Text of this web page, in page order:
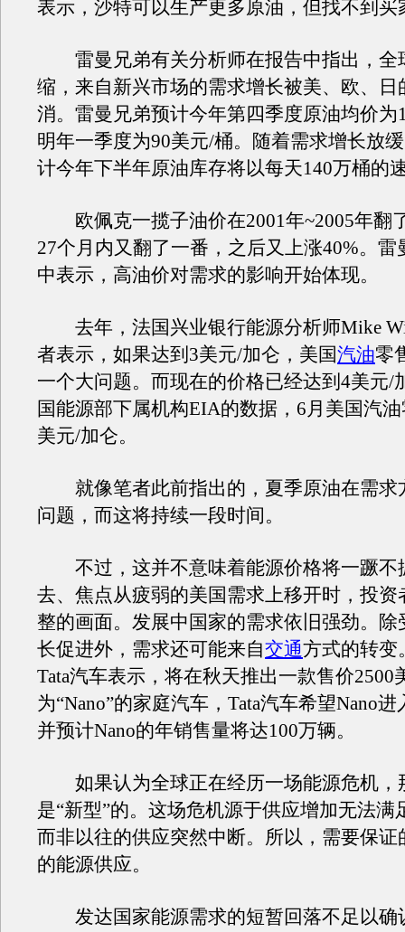
表示，沙特可以生产更多原油，但找不到买
雷曼兄弟有关分析师在报告中指出，全
缩，来自新兴市场的需求增长被美、欧、日
消。雷曼兄弟预计今年第四季度原油均价为
明年一季度为90美元/桶。随着需求增长放
计今年下半年原油库存将以每天140万桶的
欧佩克一揽子油价在2001年~2005年翻
27个月内又翻了一番，之后又上涨40%。雷
中表示，高油价对需求的影响开始体现。
去年，法国兴业银行能源分析师Mike
者表示，如果达到3美元/加仑，美国汽油零
一个大问题。而现在的价格已经达到4美元/
国能源部下属机构EIA的数据，6月美国汽
美元/加仑。
就像笔者此前指出的，夏季原油在需求
问题，而这将持续一段时间。
不过，这并不意味着能源价格将一蹶不
去、焦点从疲弱的美国需求上移开时，投资
整的画面。发展中国家的需求依旧强劲。除
长促进外，需求还可能来自交通方式的转变
Tata汽车表示，将在秋天推出一款售价2500
为“Nano”的家庭汽车，Tata汽车希望Nano
并预计Nano的年销售量将达100万辆。
如果认为全球正在经历一场能源危机，
是“新型”的。这场危机源于供应增加无法满
而非以往的供应突然中断。所以，需要保证
的能源供应。
发达国家能源需求的短暂回落不足以确